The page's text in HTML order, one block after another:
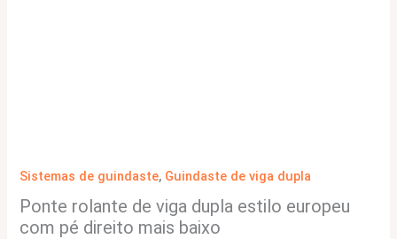
Sistemas de guindaste, Guindaste de viga dupla
Ponte rolante de viga dupla estilo europeu
com pé direito mais baixo